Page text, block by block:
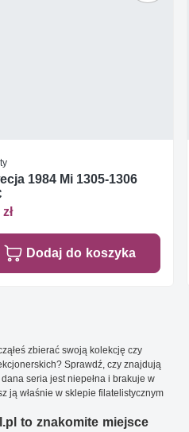
1984 Mi 1305-1306
Dodaj do koszyka
zbierać swoją kolekcję czy
Sprawdź, czy znajdują
seria jest niepełna i brakuje w
ją właśnie w sklepie filatelistycznym
to znakomite miejsce